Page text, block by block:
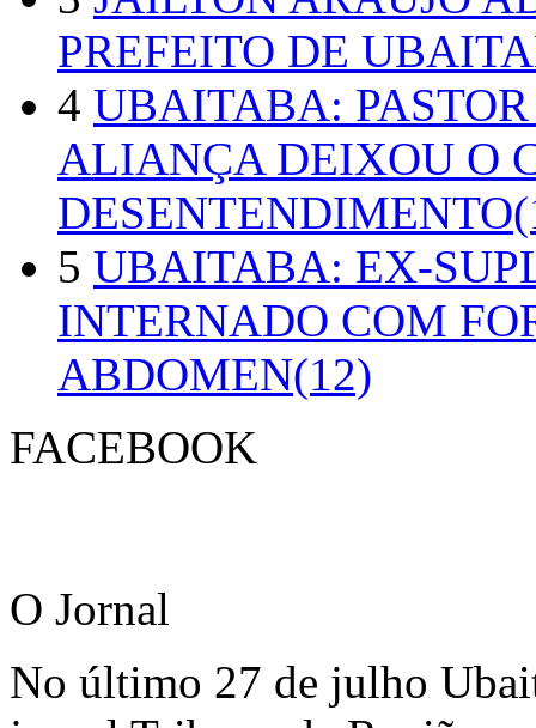
PREFEITO DE
4 UBAITABA:
ALIANÇA DEIXOU O
5 UBAITABA: EX-
INTERNADO COM
ABDOMEN(12)
FACEBOOK
O Jornal
No último 27 de julho